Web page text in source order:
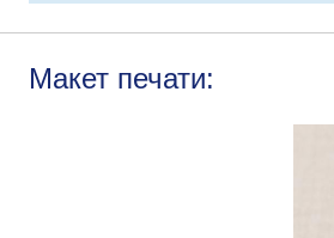
Макет печати: